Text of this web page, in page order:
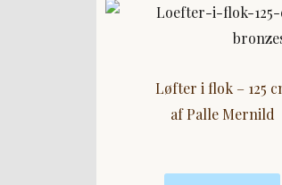
Løfter i flok – 125
af Palle Mernild